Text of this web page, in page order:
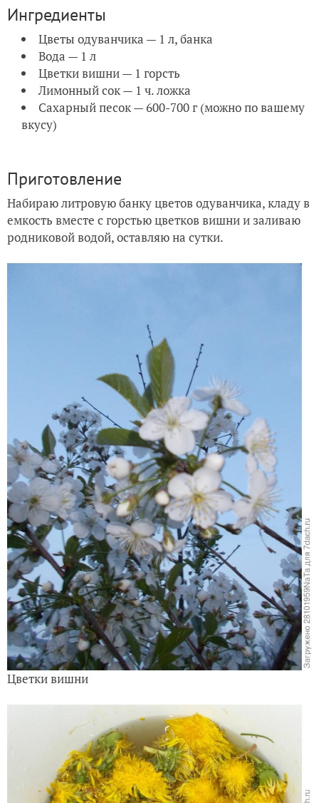
Ингредиенты
Цветы одуванчика — 1 л, банка
Вода — 1 л
Цветки вишни — 1 горсть
Лимонный сок — 1 ч. ложка
Сахарный песок — 600-700 г (можно по вашему
вкусу)
Приготовление
Набираю литровую банку цветов одуванчика, кладу в
емкость вместе с горстью цветков вишни и заливаю
родниковой водой, оставляю на сутки.
Цветки вишни